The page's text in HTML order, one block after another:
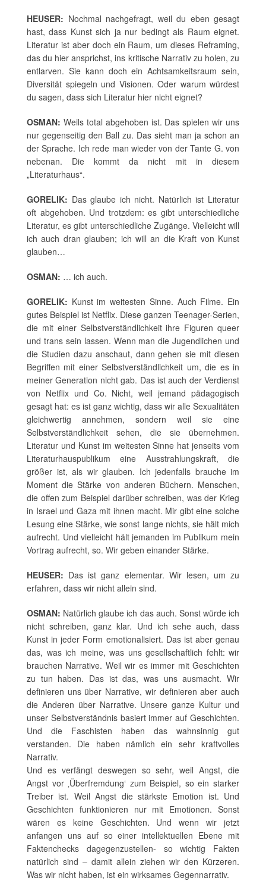
HEUSER: Nochmal nachgefragt, weil du eben gesagt
hast, dass Kunst sich ja nur bedingt als Raum eignet.
Literatur ist aber doch ein Raum, um dieses Reframing,
das du hier ansprichst, ins kritische Narrativ zu holen, zu
entlarven. Sie kann doch ein Achtsamkeitsraum sein,
Diversität spiegeln und Visionen. Oder warum würdest
du sagen, dass sich Literatur hier nicht eignet?
OSMAN: Weils total abgehoben ist. Das spielen wir uns
nur gegenseitig den Ball zu. Das sieht man ja schon an
der Sprache. Ich rede man wieder von der Tante G. von
nebenan. Die kommt da nicht mit in diesem
„Literaturhaus“.
GORELIK: Das glaube ich nicht. Natürlich ist Literatur
oft abgehoben. Und trotzdem: es gibt unterschiedliche
Literatur, es gibt unterschiedliche Zugänge. Vielleicht will
ich auch dran glauben; ich will an die Kraft von Kunst
glauben…
OSMAN: … ich auch.
GORELIK: Kunst im weitesten Sinne. Auch Filme. Ein
gutes Beispiel ist Netflix. Diese ganzen Teenager-Serien,
die mit einer Selbstverständlichkeit ihre Figuren queer
und trans sein lassen. Wenn man die Jugendlichen und
die Studien dazu anschaut, dann gehen sie mit diesen
Begriffen mit einer Selbstverständlichkeit um, die es in
meiner Generation nicht gab. Das ist auch der Verdienst
von Netflix und Co. Nicht, weil jemand pädagogisch
gesagt hat: es ist ganz wichtig, dass wir alle Sexualitäten
gleichwertig annehmen, sondern weil sie eine
Selbstverständlichkeit sehen, die sie übernehmen.
Literatur und Kunst im weitesten Sinne hat jenseits vom
Literaturhauspublikum eine Ausstrahlungskraft, die
größer ist, als wir glauben. Ich jedenfalls brauche im
Moment die Stärke von anderen Büchern. Menschen,
die offen zum Beispiel darüber schreiben, was der Krieg
in Israel und Gaza mit ihnen macht. Mir gibt eine solche
Lesung eine Stärke, wie sonst lange nichts, sie hält mich
aufrecht. Und vielleicht hält jemanden im Publikum mein
Vortrag aufrecht, so. Wir geben einander Stärke.
HEUSER: Das ist ganz elementar. Wir lesen, um zu
erfahren, dass wir nicht allein sind.
OSMAN: Natürlich glaube ich das auch. Sonst würde ich
nicht schreiben, ganz klar. Und ich sehe auch, dass
Kunst in jeder Form emotionalisiert. Das ist aber genau
das, was ich meine, was uns gesellschaftlich fehlt: wir
brauchen Narrative. Weil wir es immer mit Geschichten
zu tun haben. Das ist das, was uns ausmacht. Wir
definieren uns über Narrative, wir definieren aber auch
die Anderen über Narrative. Unsere ganze Kultur und
unser Selbstverständnis basiert immer auf Geschichten.
Und die Faschisten haben das wahnsinnig gut
verstanden. Die haben nämlich ein sehr kraftvolles
Narrativ.
Und es verfängt deswegen so sehr, weil Angst, die
Angst vor ‚Überfremdung‘ zum Beispiel, so ein starker
Treiber ist. Weil Angst die stärkste Emotion ist. Und
Geschichten funktionieren nur mit Emotionen. Sonst
wären es keine Geschichten. Und wenn wir jetzt
anfangen uns auf so einer intellektuellen Ebene mit
Faktenchecks dagegenzustellen- so wichtig Fakten
natürlich sind – damit allein ziehen wir den Kürzeren.
Was wir nicht haben, ist ein wirksames Gegennarrativ.